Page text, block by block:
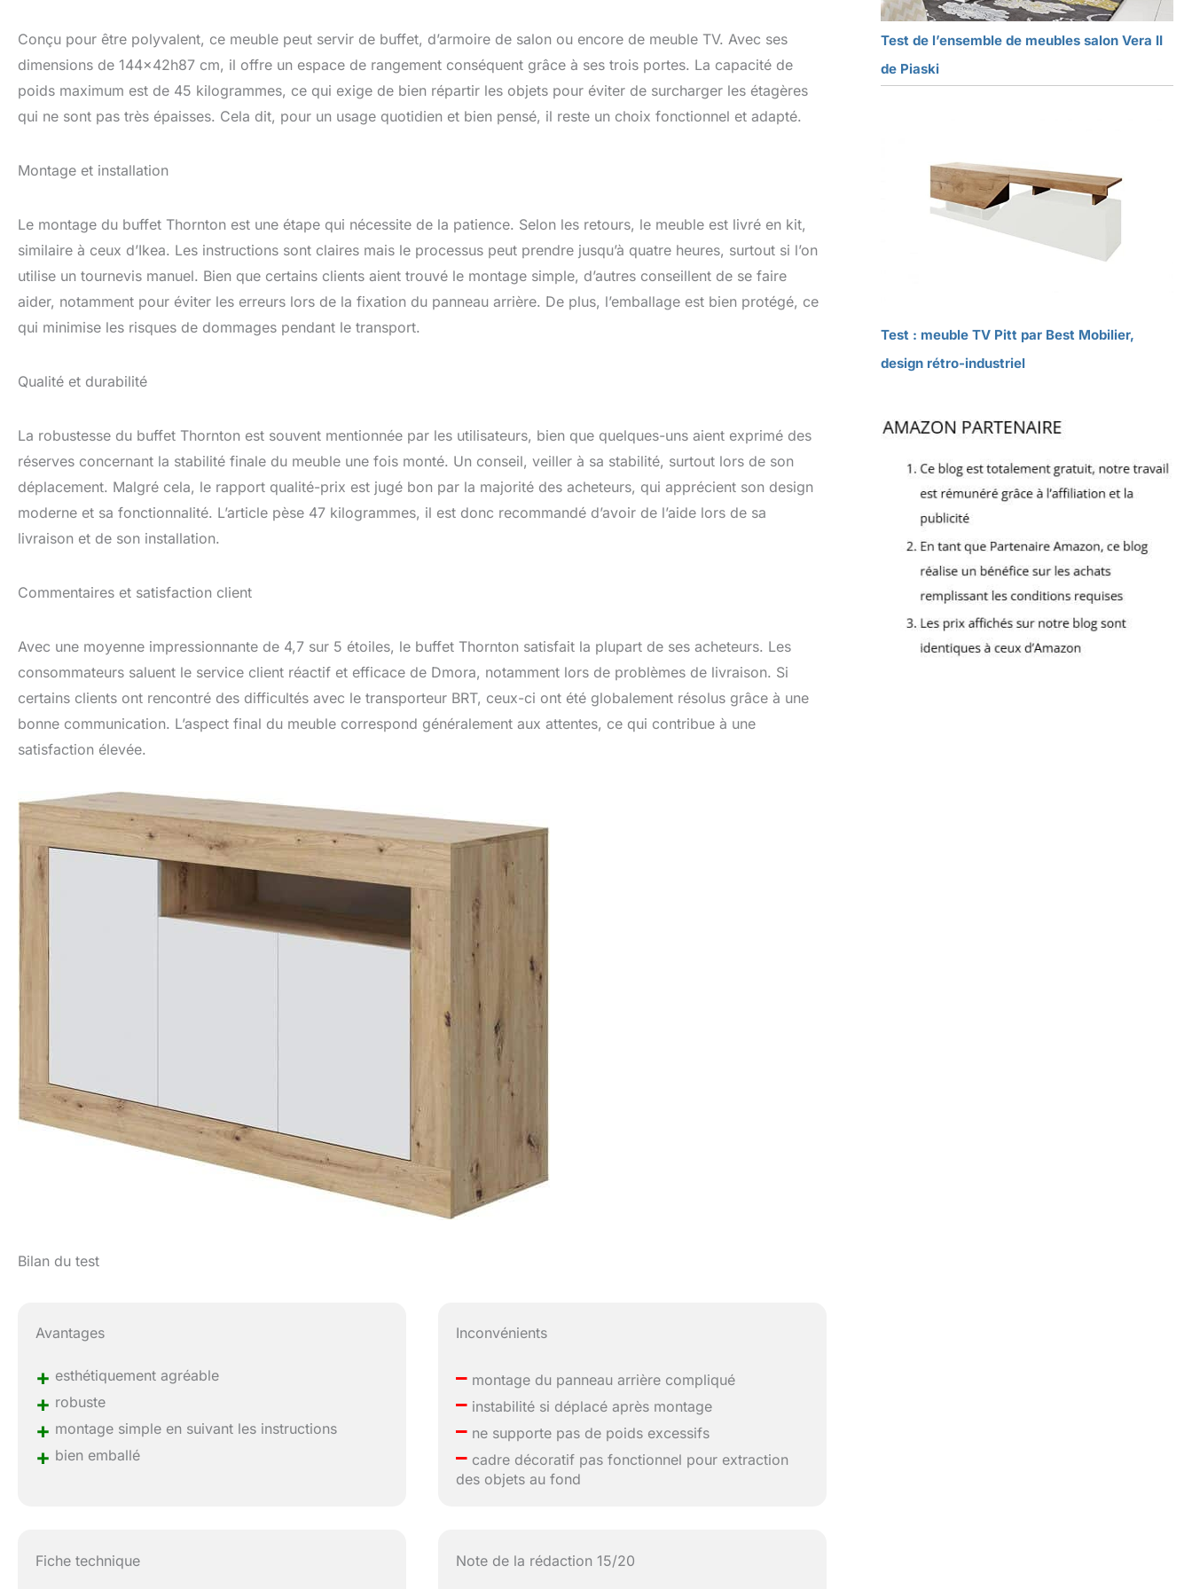
Conçu pour être polyvalent, ce meuble peut servir de buffet, d’armoire de salon ou encore de meuble TV. Avec ses
dimensions de 144x42h87 cm, il offre un espace de rangement conséquent grâce à ses trois portes. La capacité de
poids maximum est de 45 kilogrammes, ce qui exige de bien répartir les objets pour éviter de surcharger les étagères
qui ne sont pas très épaisses. Cela dit, pour un usage quotidien et bien pensé, il reste un choix fonctionnel et adapté.
Montage et installation
Le montage du buffet Thornton est une étape qui nécessite de la patience. Selon les retours, le meuble est livré en kit,
similaire à ceux d’Ikea. Les instructions sont claires mais le processus peut prendre jusqu’à quatre heures, surtout si l’on
utilise un tournevis manuel. Bien que certains clients aient trouvé le montage simple, d’autres conseillent de se faire
aider, notamment pour éviter les erreurs lors de la fixation du panneau arrière. De plus, l’emballage est bien protégé, ce
qui minimise les risques de dommages pendant le transport.
Qualité et durabilité
La robustesse du buffet Thornton est souvent mentionnée par les utilisateurs, bien que quelques-uns aient exprimé des
réserves concernant la stabilité finale du meuble une fois monté. Un conseil, veiller à sa stabilité, surtout lors de son
déplacement. Malgré cela, le rapport qualité-prix est jugé bon par la majorité des acheteurs, qui apprécient son design
moderne et sa fonctionnalité. L’article pèse 47 kilogrammes, il est donc recommandé d’avoir de l’aide lors de sa
livraison et de son installation.
Commentaires et satisfaction client
Avec une moyenne impressionnante de 4,7 sur 5 étoiles, le buffet Thornton satisfait la plupart de ses acheteurs. Les
consommateurs saluent le service client réactif et efficace de Dmora, notamment lors de problèmes de livraison. Si
certains clients ont rencontré des difficultés avec le transporteur BRT, ceux-ci ont été globalement résolus grâce à une
bonne communication. L’aspect final du meuble correspond généralement aux attentes, ce qui contribue à une
satisfaction élevée.
Bilan du test
Avantages
+ esthétiquement agréable
+ robuste
+ montage simple en suivant les instructions
+ bien emballé
Inconvénients
– montage du panneau arrière compliqué
– instabilité si déplacé après montage
– ne supporte pas de poids excessifs
– cadre décoratif pas fonctionnel pour extraction
des objets au fond
Fiche technique Note de la rédaction 15/20
Test de l’ensemble de meubles salon Vera II
de Piaski
Test : meuble TV Pitt par Best Mobilier,
design rétro-industriel